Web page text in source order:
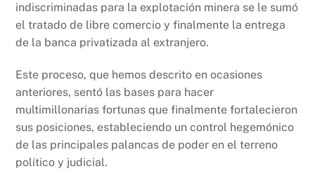
indiscriminadas para la explotación minera se le sumó
el tratado de libre comercio y finalmente la entrega
de la banca privatizada al extranjero.
Este proceso, que hemos descrito en ocasiones
anteriores, sentó las bases para hacer
multimillonarias fortunas que finalmente fortalecieron
sus posiciones, estableciendo un control hegemónico
de las principales palancas de poder en el terreno
político y judicial.